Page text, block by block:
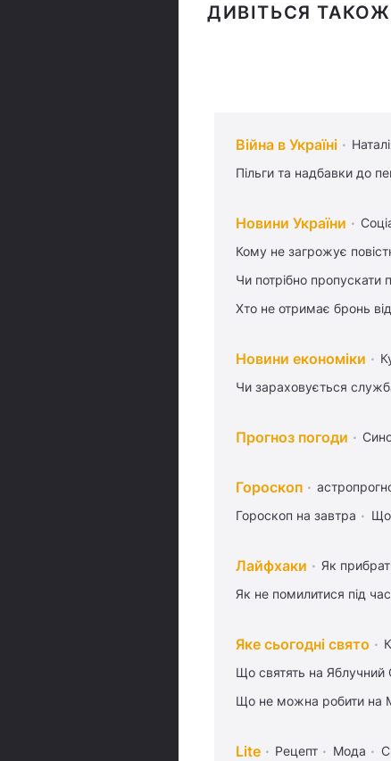
ДИВІТЬСЯ ТАКОЖ
Війна в Україні
Пільги та надбавки до
Новини України
Кому не загрожує
Чи потрібно пропускати
Хто не отримає бронь від
Новини економіки
Чи зараховується
Прогноз погоди
Гороскоп
Гороскоп на завтра
Що
Лайфхаки Як
Як не помилитися під
Яке сьогодні свято
Що святять на Яблучний
Що не можна робити на
Lite Рецепт Мода